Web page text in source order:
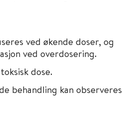
ved økende doser, og
ved overdosering.
dose.
behandling kan observeres